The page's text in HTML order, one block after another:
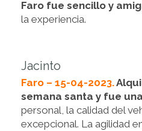
Faro fue sencillo y
la experiencia.
Jacinto
Faro – 15-04-2023.
semana santa y fue
personal, la calidad del
excepcional. La agilidad